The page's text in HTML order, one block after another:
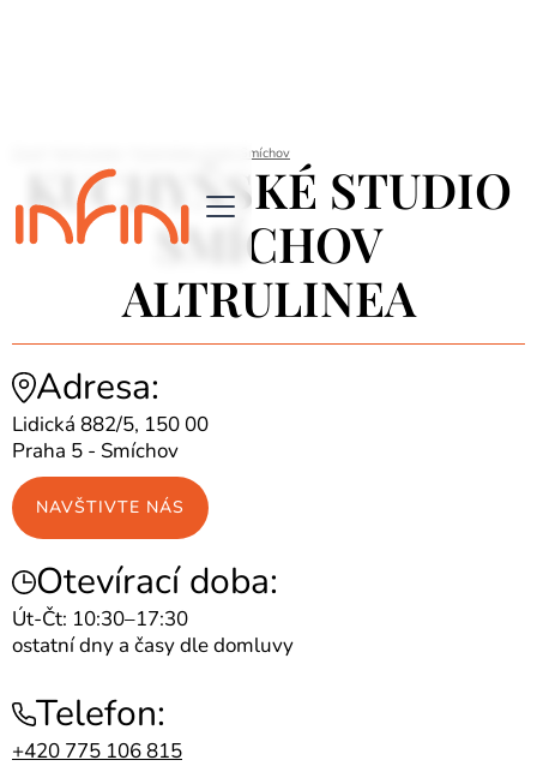
Kuchyňské studio Smíchov
KUCHYŇSKÉ STUDIO
SMÍCHOV
ALTRULINEA
Adresa:
Lidická 882/5, 150 00
Praha 5 - Smíchov
NAVŠTIVTE NÁS
Otevírací doba:
Út-Čt: 10:30–17:30
ostatní dny a časy dle domluvy
Telefon:
+420 775 106 815